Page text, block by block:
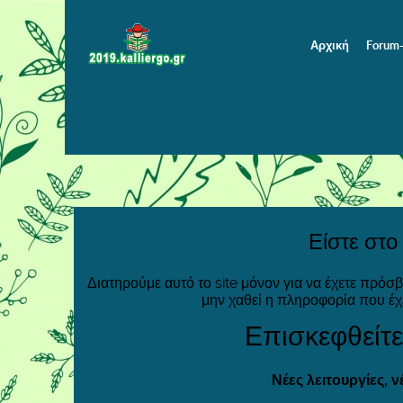
Αρχική
Είστε
Διατηρούμε αυτό το site μόνον για να έχετε
μην χαθεί η πληροφορία που
Νέες λειτουργίες,